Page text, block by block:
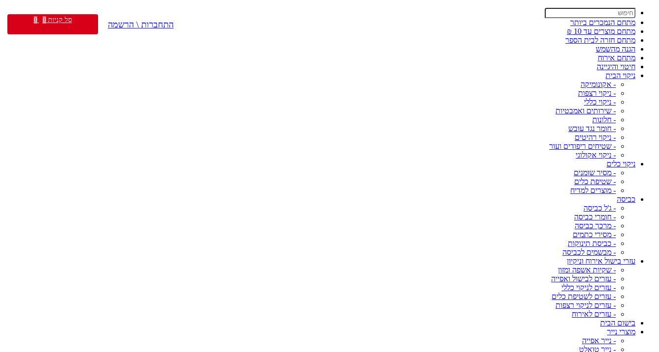
מתחם הנמכרים ביותר
מתחם מוצרים עד 10 ₪
מתחם חזרה לבית הספר
הגנה מהשמש
מתחם אירוח
חיטוי והיגיינה
ניקוי הבית
- אקונומיקה
- ניקוי רצפות
- ניקוי כללי
- שירותים ואמבטיות
- חלונות
- חומר נגד עובש
- ניקוי רהיטים
- שטיחים ריפודים ועור
- ניקוי אקולוגי
ניקוי כלים
- מסיר שומנים
- שטיפת כלים
- מוצרים למדיח
כביסה
- ג'ל כביסה
- חומרי כביסה
- מרכך כביסה
- מסירי כתמים
- כביסת תינוקות
- מבשמים לכביסה
עזרי בישול אירוח וניקיון
- שקיות אשפה ומזון
- עזרים לבישול ואפייה
- עזרים לניקוי כללי
- עזרים לשטיפת כלים
- עזרים לניקוי רצפות
- עזרים לאירוח
בישום הבית
מוצרי נייר
- נייר אפייה
- נייר טואלט
התחברות \ הרשמה סל קניות 0
0